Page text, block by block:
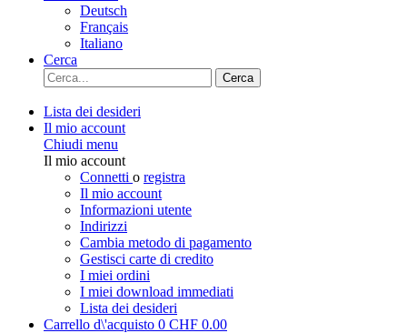
Deutsch
Français
Italiano
Cerca
Cerca
Lista dei desideri
Il mio account
Chiudi menu
Il mio account
Connetti o registra
Il mio account
Informazioni utente
Indirizzi
Cambia metodo di pagamento
Gestisci carte di credito
I miei ordini
I miei download immediati
Lista dei desideri
Carrello d\'acquisto 0 CHF 0.00